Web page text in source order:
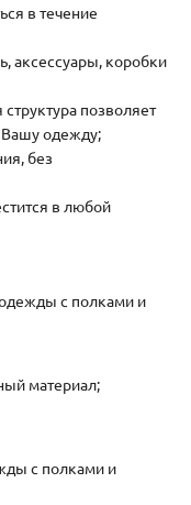
в течение
аксессуары, коробки
позволяет
Вашу одежду;
без
в любой
с полками и
материал;
с полками и